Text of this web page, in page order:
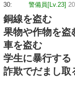
30: 警備員[Lv.23]
銅線を盗む
果物や作物を盗
車を盗む
学生に暴行する
詐欺でだまし取